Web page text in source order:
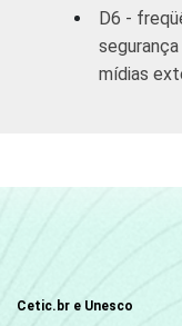
RENDA
FAMILIAR
D6 -
mídias
Cetic.br e Unesco